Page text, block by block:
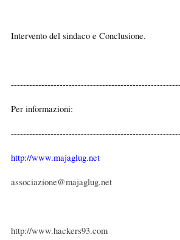
Intervento del sindaco e Conclusione.
Per informazioni:
http://www.majaglug.net
associazione@majaglug.net
http://www.hackers93.com